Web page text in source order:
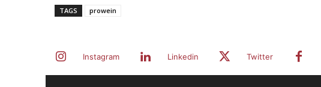
TAGS prowein
Instagram Linkedin Twitter